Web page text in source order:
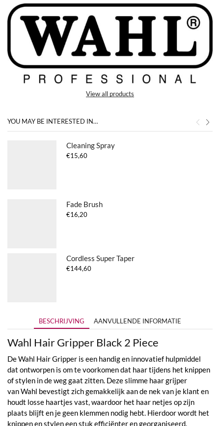
View all products
YOU MAY BE INTERESTED IN…
Cleaning Spray
€15,60
Fade Brush
€16,20
Cordless Super Taper
€144,60
BESCHRIJVING AANVULLENDE INFORMATIE
Wahl Hair Gripper Black 2 Piece
De Wahl Hair Gripper is een handig en innovatief hulpmiddel
dat ontworpen is om te voorkomen dat haar tijdens het knippen
of stylen in de weg gaat zitten. Deze slimme haar grijper
van Wahl bevestigt zich gemakkelijk aan de nek van je klant en
houdt losse haartjes vast, waardoor het haar netjes op zijn
plaats blijft en je geen klemmen nodig hebt. Hierdoor wordt het
knippen en stylen een stuk efficiënter en georganiseerd.